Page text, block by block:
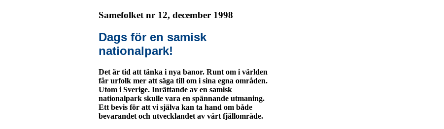
Samefolket nr 12, december 1998
Dags för en samisk
nationalpark!
Det är tid att tänka i nya banor. Runt om i världen
får urfolk mer att säga till om i sina egna områden.
Utom i Sverige. Inrättande av en samisk
nationalpark skulle vara en spännande utmaning.
Ett bevis för att vi själva kan ta hand om både
bevarandet och utvecklandet av vårt fjällområde.